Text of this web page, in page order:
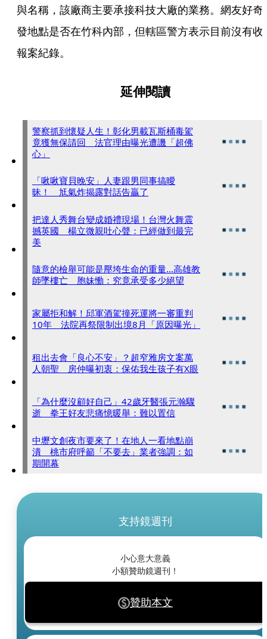
與名稱，該廠商主要承接科技大廠的業務。網友好奇
發地點是否在竹科內部，但轄區警方表示目前沒有收
報案紀錄。
延伸閱讀
警察抓到懷疑人生！彰化男載瓦斯桶毒駕
竟獲無保請回 法官理由曝光遭譏「超佛
心」
「啾啾寶貝晚安」人妻跟男同事搞曖
昧！ 尪氣炸揭露對話告贏了
把達人秀舞台變成婚禮現場！台灣火舞震
撼英國 楊立微親吐心聲：已經做到最完
美
隨意的檢舉可能是壓垮生命的重量…高雄教
師墜樓亡 胞妹慟：究竟承受多少絕望
家屬拒和解！邱軍酒駕撞死運將一審重判
10年 法院再祭限制出境8月「原因曝光」
租出去會「良心不安」？超窄雅房文案萬
人朝聖 房仲曝初衷：保佑我生孩子有X眼
「為什麼沒顧好自己」42歲牙醫張元瀚驟
逝 拳王好友悲痛憶暖舉：難以置信
中壢文創夜市要來了！在地人一看地點崩
潰 桃市府呼籲「不要去」業者強調：如
期開幕
支持鏡週刊
小心意大意義
小額贊助鏡週刊！
贊助本文